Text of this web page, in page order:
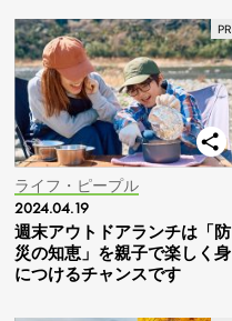
ライフ・ピープル
2024.04.19
週末アウトドアランチは「防
災の知恵」を親子で楽しく身
につけるチャンスです